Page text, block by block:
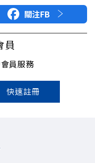
關注FB
員
員服務
快速註冊